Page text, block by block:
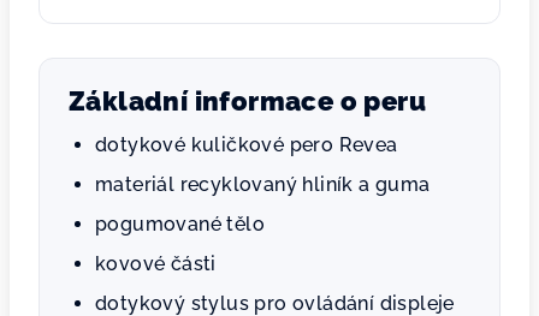
Základní informace o peru
dotykové kuličkové pero Revea
materiál recyklovaný hliník a guma
pogumované tělo
kovové části
dotykový stylus pro ovládání displeje